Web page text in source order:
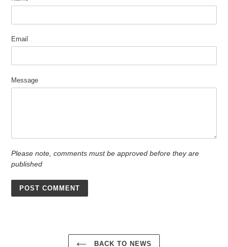
Email
Message
Please note, comments must be approved before they are
published
BACK TO NEWS